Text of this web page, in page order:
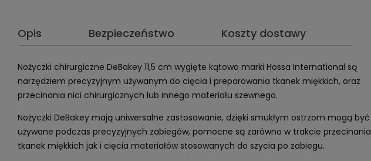
Opis Bezpieczeństwo Koszty dostawy
Nożyczki chirurgiczne DeBakey 11,5 cm wygięte kątowo marki Hossa International są
narzędziem precyzyjnym używanym do cięcia i preparowania tkanek miękkich, oraz
przecinania nici chirurgicznych lub innego materiału szewnego.
Nożyczki DeBakey mają uniwersalne zastosowanie, dzięki smukłym ostrzom mogą być
używane podczas precyzyjnych zabiegów, pomocne są zarówno w trakcie przecinania
tkanek miękkich jak i cięcia materiałów stosowanych do szycia po zabiegu.